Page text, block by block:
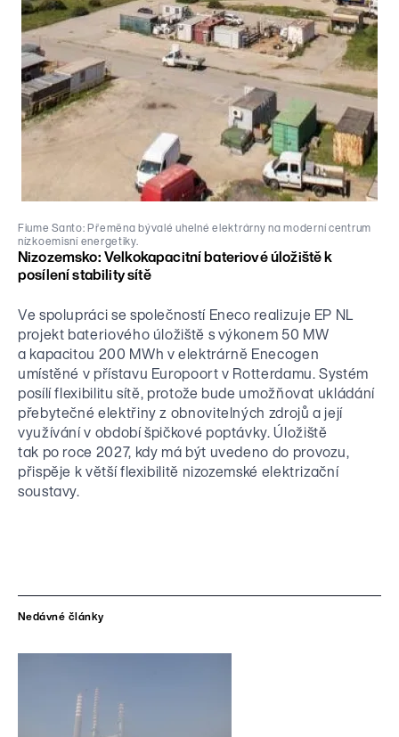
Fiume Santo: Přeměna bývalé uhelné elektrárny na moderní centrum
nízkoemisní energetiky.
Nizozemsko: Velkokapacitní bateriové úložiště k
posílení stability sítě
Ve spolupráci se společností Eneco realizuje EP NL
projekt bateriového úložiště s výkonem 50 MW
a kapacitou 200 MWh v elektrárně Enecogen
umístěné v přístavu Europoort v Rotterdamu. Systém
posílí flexibilitu sítě, protože bude umožňovat ukládání
přebytečné elektřiny z obnovitelných zdrojů a její
využívání v období špičkové poptávky. Úložiště
tak po roce 2027, kdy má být uvedeno do provozu,
přispěje k větší flexibilitě nizozemské elektrizační
soustavy.
Nedávné články